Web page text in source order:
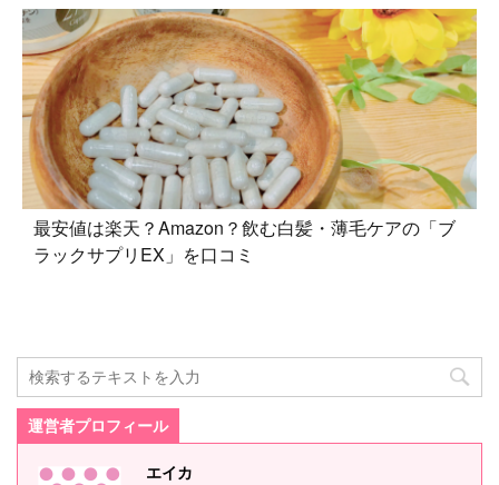
最安値は楽天？Amazon？飲む白髪・薄毛ケアの「ブ
ラックサプリEX」を口コミ
運営者プロフィール
エイカ